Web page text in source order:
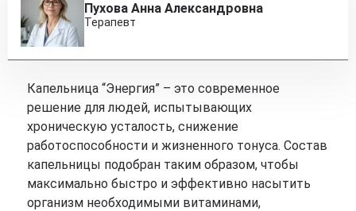
Пухова Анна Александровна
Терапевт
Капельница “Энергия” – это современное
решение для людей, испытывающих
хроническую усталость, снижение
работоспособности и жизненного тонуса. Состав
капельницы подобран таким образом, чтобы
максимально быстро и эффективно насытить
организм необходимыми витаминами,